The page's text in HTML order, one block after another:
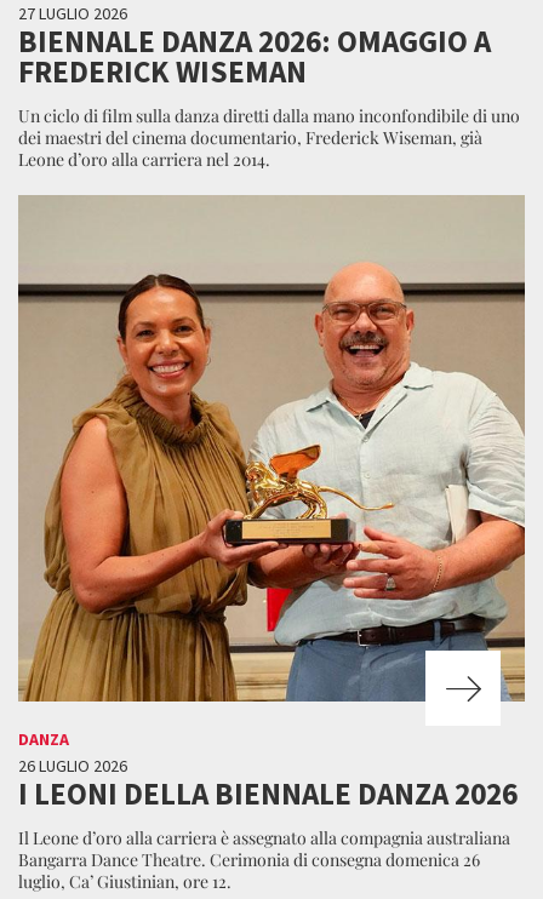
27 LUGLIO 2026
BIENNALE DANZA 2026: OMAGGIO A
FREDERICK WISEMAN
Un ciclo di film sulla danza diretti dalla mano inconfondibile di uno
dei maestri del cinema documentario, Frederick Wiseman, già
Leone d’oro alla carriera nel 2014.
DANZA
26 LUGLIO 2026
I LEONI DELLA BIENNALE DANZA 2026
Il Leone d’oro alla carriera è assegnato alla compagnia australiana
Bangarra Dance Theatre. Cerimonia di consegna domenica 26
luglio, Ca’ Giustinian, ore 12.